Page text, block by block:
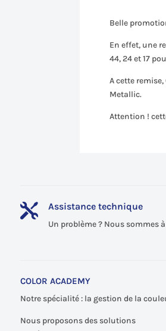
Belle
En effet, une
44, 24 et 17
A cette
Metallic.
Attention !
 Assistance technique
Un problème ? Nous sommes
COLOR ACADEMY
Notre spécialité : la gestion de la
Nous proposons des solutions